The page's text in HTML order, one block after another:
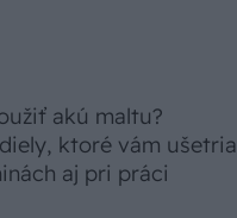
akú maltu?
ktoré vám ušetria
aj pri práci